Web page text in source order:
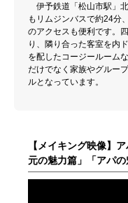
伊予鉄道「松山市駅」
もリムジンバスで約24分
のアクセスも便利です。
り、隣り合った客室を内
を配したコージールーム
だけでなく家族やグルー
ルとなっています。
【メイキング映像】
元の魅力篇」「アパの